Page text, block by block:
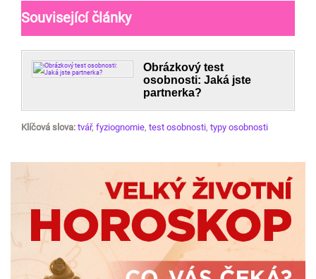
Související články
Obrázkový test
osobnosti: Jaká jste
partnerka?
Klíčová slova: tvář, fyziognomie, test osobnosti, typy osobnosti